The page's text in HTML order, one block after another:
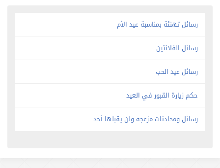
رسائل تهنئة بمناسبة عيد الأم
رسائل الفلانتين
رسائل عيد الحب
حكم زيارة القبور في العيد
رسائل ومحادثات مزعجه ولن يقبلها أحد